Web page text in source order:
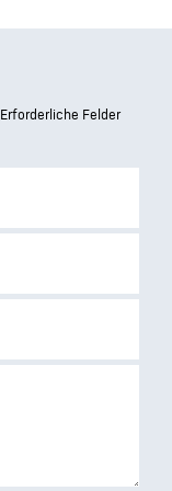
Erforderliche Felder